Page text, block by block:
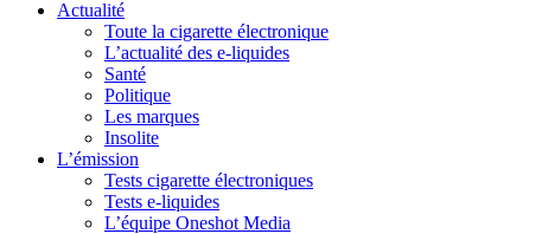
Actualité
Toute la cigarette électronique
L’actualité des e-liquides
Santé
Politique
Les marques
Insolite
L’émission
Tests cigarette électroniques
Tests e-liquides
L’équipe Oneshot Media